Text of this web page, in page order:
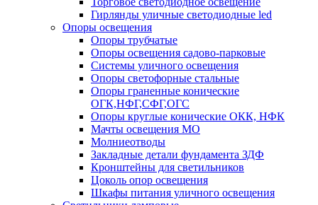
Гирлянды уличные светодиодные led
Опоры освещения
Опоры трубчатые
Опоры освещения садово-парковые
Системы уличного освещения
Опоры светофорные стальные
Опоры граненные конические
ОГК,НФГ,СФГ,ОГС
Опоры круглые конические ОКК, НФК
Мачты освещения МО
Молниеотводы
Закладные детали фундамента ЗДФ
Кронштейны для светильников
Цоколь опор освещения
Шкафы питания уличного освещения